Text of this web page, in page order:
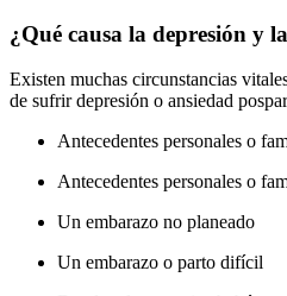
¿Qué causa la depresión y
Existen muchas circunstancias
de sufrir depresión o ansiedad
Antecedentes personales o
Antecedentes personales o
Un embarazo no planeado
Un embarazo o parto difícil